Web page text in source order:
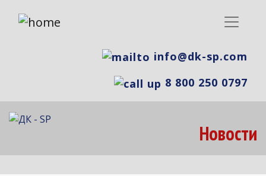
info@dk-sp.com
8 800 250 0797
Новости